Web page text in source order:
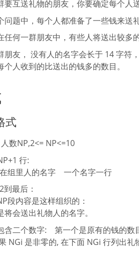
要互送礼物的朋友，你要确定每个人
问题中，每个人都准备了一些钱来送
任何一群朋友中，有些人将送出较多
朋友， 没有人的名字会长于 14 字符
个人收到的比送出的钱多的数目。
式
数NP,2<= NP<=10
行:
组里人的名字 一个名字一行
最后：
段内容是这样组织的：
将会送出礼物人的名字。
含二个数字: 第一个是原有的钱的数
NGi 是非零的, 在下面 NGi 行列出礼